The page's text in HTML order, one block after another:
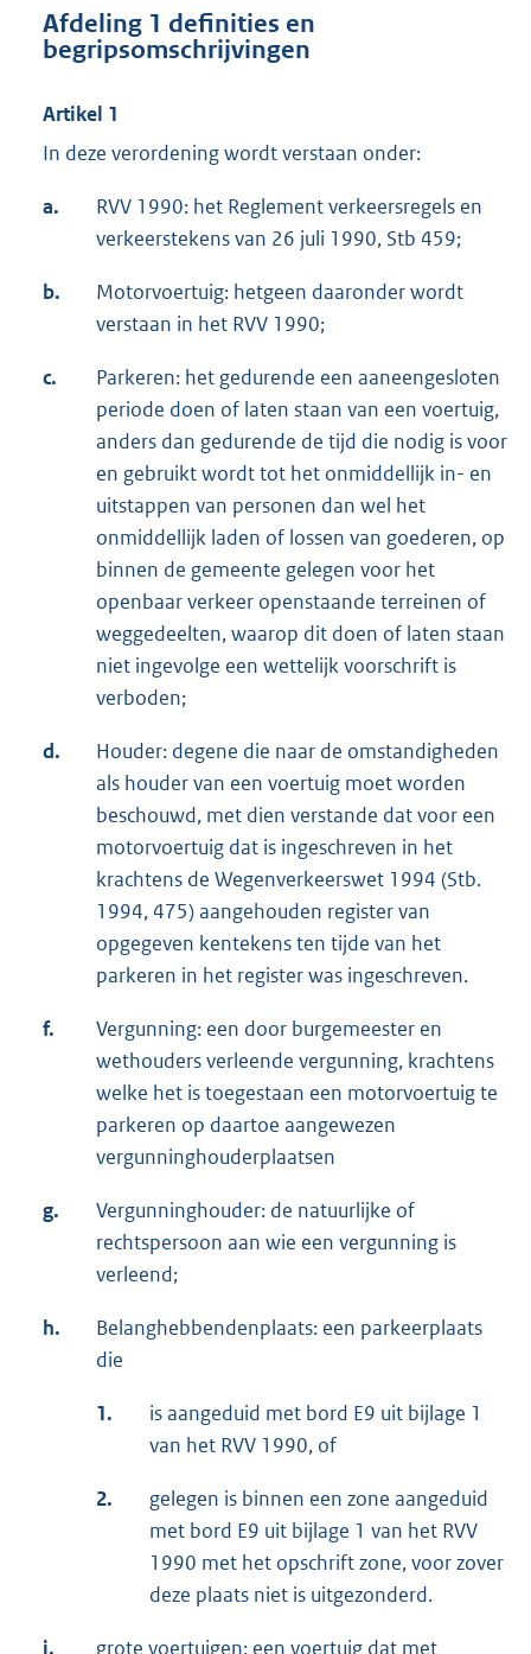
Afdeling 1 definities en
begripsomschrijvingen
Artikel 1
In deze verordening wordt verstaan onder:
a.
RVV 1990: het Reglement verkeersregels en
verkeerstekens van 26 juli 1990, Stb 459;
b.
Motorvoertuig: hetgeen daaronder wordt
verstaan in het RVV 1990;
c.
Parkeren: het gedurende een aaneengesloten
periode doen of laten staan van een voertuig,
anders dan gedurende de tijd die nodig is voor
en gebruikt wordt tot het onmiddellijk in- en
uitstappen van personen dan wel het
onmiddellijk laden of lossen van goederen, op
binnen de gemeente gelegen voor het
openbaar verkeer openstaande terreinen of
weggedeelten, waarop dit doen of laten staan
niet ingevolge een wettelijk voorschrift is
verboden;
d.
Houder: degene die naar de omstandigheden
als houder van een voertuig moet worden
beschouwd, met dien verstande dat voor een
motorvoertuig dat is ingeschreven in het
krachtens de Wegenverkeerswet 1994 (Stb.
1994, 475) aangehouden register van
opgegeven kentekens ten tijde van het
parkeren in het register was ingeschreven.
f.
Vergunning: een door burgemeester en
wethouders verleende vergunning, krachtens
welke het is toegestaan een motorvoertuig te
parkeren op daartoe aangewezen
vergunninghouderplaatsen
g.
Vergunninghouder: de natuurlijke of
rechtspersoon aan wie een vergunning is
verleend;
h.
Belanghebbendenplaats: een parkeerplaats
die
1.
is aangeduid met bord E9 uit bijlage 1
van het RVV 1990, of
2.
gelegen is binnen een zone aangeduid
met bord E9 uit bijlage 1 van het RVV
1990 met het opschrift zone, voor zover
deze plaats niet is uitgezonderd.
i. grote voertuigen: een voertuig dat met